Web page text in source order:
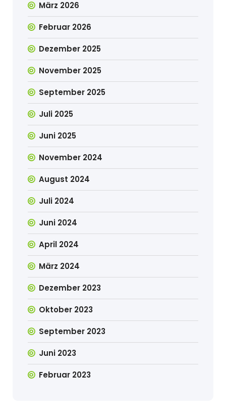
März 2026
Februar 2026
Dezember 2025
November 2025
September 2025
Juli 2025
Juni 2025
November 2024
August 2024
Juli 2024
Juni 2024
April 2024
März 2024
Dezember 2023
Oktober 2023
September 2023
Juni 2023
Februar 2023